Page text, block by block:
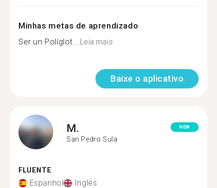
Minhas metas de aprendizado
Ser un Políglot... Leia mais
Baixe o aplicativo
M.
San Pedro Sula
NEW
FLUENTE
Espanhol Inglês